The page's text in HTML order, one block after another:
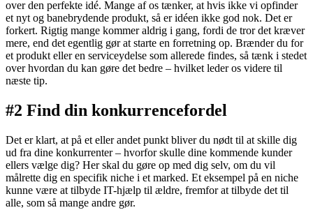
over den perfekte idé. Mange af os tænker, at hvis ikke vi opfinder
et nyt og banebrydende produkt, så er idéen ikke god nok. Det er
forkert. Rigtig mange kommer aldrig i gang, fordi de tror det kræver
mere, end det egentlig gør at starte en forretning op. Brænder du for
et produkt eller en serviceydelse som allerede findes, så tænk i stedet
over hvordan du kan gøre det bedre – hvilket leder os videre til
næste tip.
#2 Find din konkurrencefordel
Det er klart, at på et eller andet punkt bliver du nødt til at skille dig
ud fra dine konkurrenter – hvorfor skulle dine kommende kunder
ellers vælge dig? Her skal du gøre op med dig selv, om du vil
målrette dig en specifik niche i et marked. Et eksempel på en niche
kunne være at tilbyde IT-hjælp til ældre, fremfor at tilbyde det til
alle, som så mange andre gør.